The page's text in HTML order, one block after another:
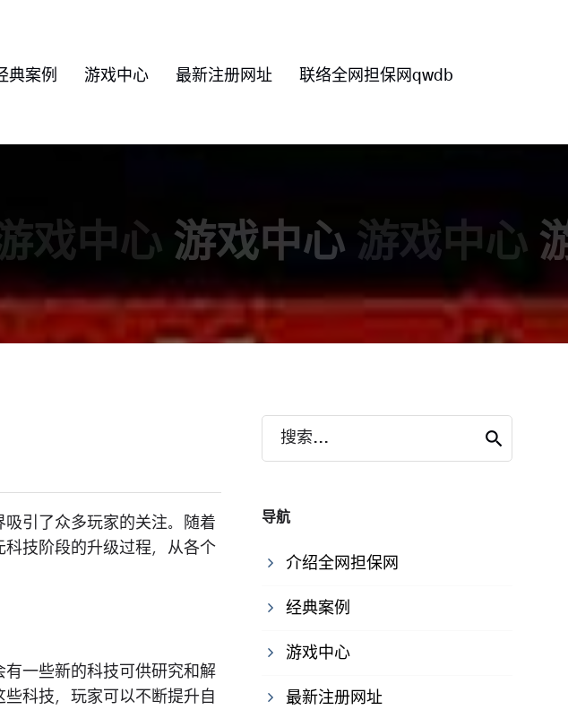
典案例 游戏中心 最新注册网址 联络全网担保网qwdb
戏中心 游戏中心 游戏中心
引了众多玩家的关注。随着
技阶段的升级过程，从各个
一些新的科技可供研究和解
科技，玩家可以不断提升自
搜索...
导航
介绍全网担保网
经典案例
游戏中心
最新注册网址